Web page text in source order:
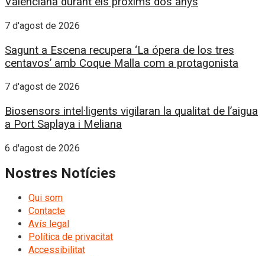
7 d'agost de 2026
Sagunt a Escena recupera ‘La ópera de los tres
centavos’ amb Coque Malla com a protagonista
7 d'agost de 2026
Biosensors intel·ligents vigilaran la qualitat de l’aigua
a Port Saplaya i Meliana
6 d'agost de 2026
Nostres Notícies
Qui som
Contacte
Avís legal
Política de privacitat
Accessibilitat